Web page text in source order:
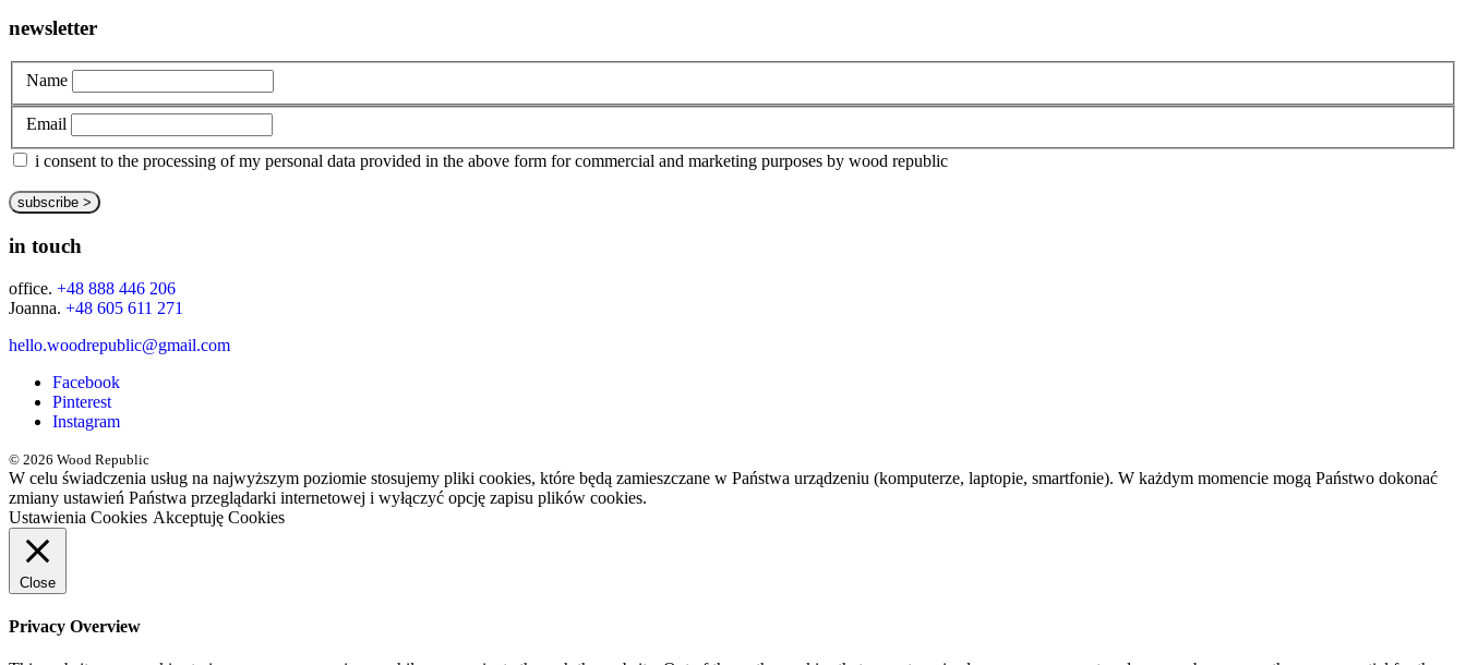
newsletter
Name
Email
i consent to the processing of my personal data provided in the above form for commercial and marketing purposes by wood republic
in touch
office. +48 888 446 206
Joanna. +48 605 611 271
hello.woodrepublic@gmail.com
Facebook
Pinterest
Instagram
© 2026 Wood Republic
W celu świadczenia usług na najwyższym poziomie stosujemy pliki cookies, które będą zamieszczane w Państwa urządzeniu (komputerze, laptopie, smartfonie). W każdym momencie mogą Państwo dokonać
zmiany ustawień Państwa przeglądarki internetowej i wyłączyć opcję zapisu plików cookies.
Ustawienia Cookies Akceptuję Cookies
Close
Privacy Overview